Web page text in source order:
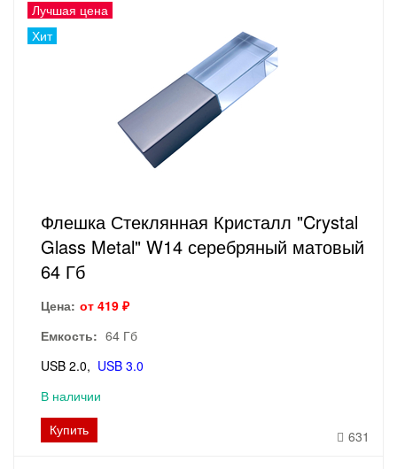
Лучшая цена
Хит
Флешка Стеклянная Кристалл "Crystal
Glass Metal" W14 серебряный матовый
64 Гб
Цена: от 419 ₽
Емкость: 64 Гб
USB 2.0
USB 3.0
В наличии
Купить
631